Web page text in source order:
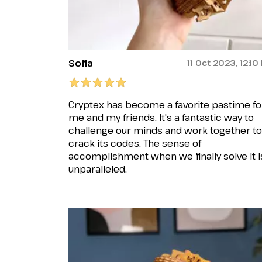
Sofia 11 Oct 2023, 12:10
Cryptex has become a favorite pastime
me and my friends. It's a fantastic way to
challenge our minds and work together to
crack its codes. The sense of
accomplishment when we finally solve it
unparalleled.